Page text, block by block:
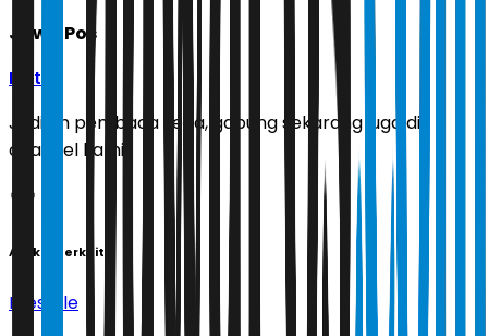
Jawa Pos
Ikuti
Jadilah pembaca setia, gabung sekarang juga di
channel kami!
Artikel Terkait
Lifestyle